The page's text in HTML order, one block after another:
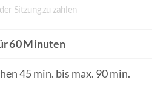
Sitzung zu zahlen
60 Minuten
45 min. bis max. 90 min.